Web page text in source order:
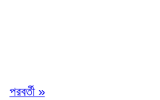
পরবর্তী »